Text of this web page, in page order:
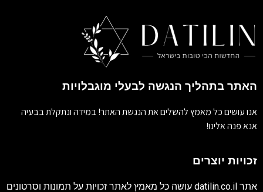
האתר בתהליך הנגשה לבעלי מוגבלויות
אנו עושים כל מאמץ להשלים את הנגשת האתר! במידה ונתקלת בבעיה
אנא פנה אלינו!
זכויות יוצרים
אתר datilin.co.il עושה כל מאמץ לאתר זכויות על תמונות וסרטונים